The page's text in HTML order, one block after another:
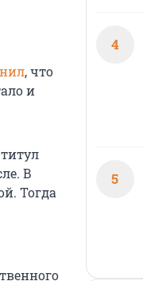
, что
и
В
Тогда
4
5